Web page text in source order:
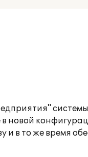
новой
и в то же время